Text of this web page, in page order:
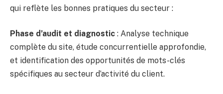
qui reflète les bonnes pratiques du secteur :
Phase d’audit et diagnostic : Analyse technique
complète du site, étude concurrentielle approfondie,
et identification des opportunités de mots-clés
spécifiques au secteur d’activité du client.